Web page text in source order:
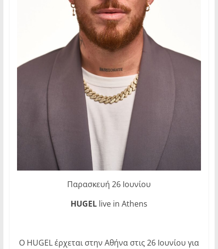
Παρασκευή 26 Ιουνίου
HUGELlive in Athens
Ο HUGEL έρχεται στην Αθήνα στις 26 Ιουνίου για